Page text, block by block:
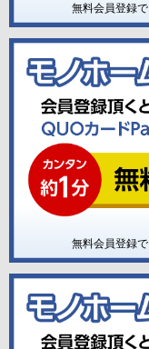
無料会員登録で
無料会員登録で